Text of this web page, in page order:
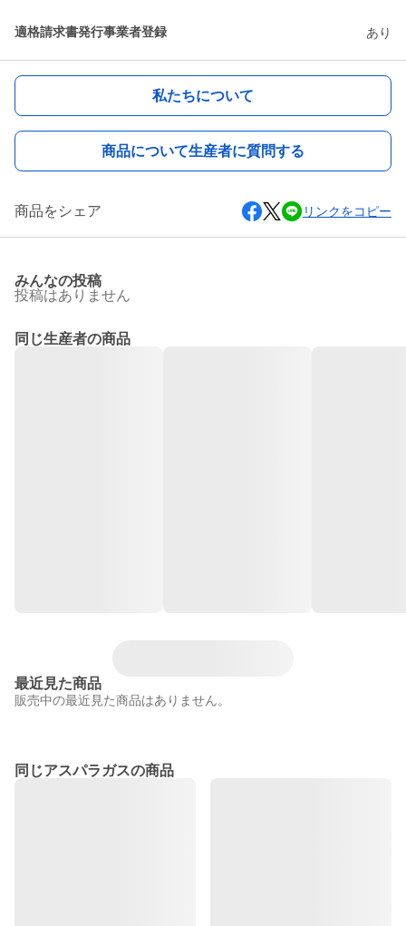
適格請求書発行事業者登録 あり
私たちについて
商品について生産者に質問する
商品をシェア リンクをコピー
みんなの投稿
投稿はありません
同じ生産者の商品
最近見た商品
販売中の最近見た商品はありません。
同じアスパラガスの商品